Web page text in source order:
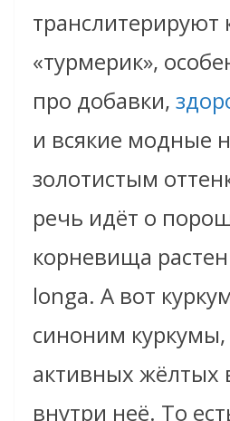
транслитерируют
«турмерик»,
про добавки,
и всякие модные
золотистым
речь идёт о
корневища
longa. А вот
синоним куркумы,
активных жёлтых
внутри неё. То